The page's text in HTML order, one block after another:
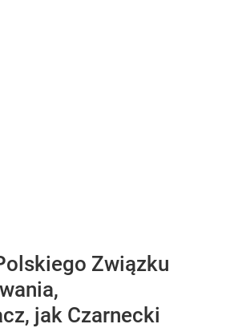
Związku
jak Czarnecki